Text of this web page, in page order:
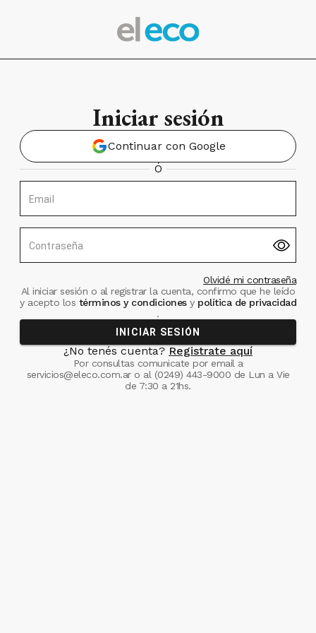
Iniciar sesión
Continuar con Google
Ó
Email
Contraseña
Olvidé mi contraseña
Al iniciar sesión o al registrar la cuenta, confirmo que he leído
y acepto los términos y condiciones ypolítica de privacidad
.
INICIAR SESIÓN
¿No tenés cuenta? Registrate aquí
Por consultas comunicate por email a
servicios@eleco.com.aro al (0249) 443-9000 de Lun a Vie
de 7:30 a 21hs.